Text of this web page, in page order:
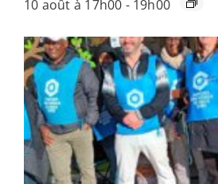
10 août à 17h00 - 19h00